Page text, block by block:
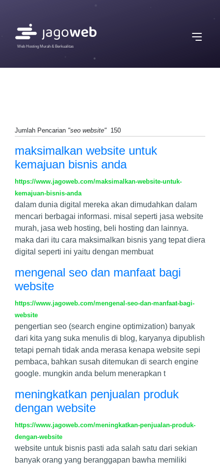
Web Hosting Murah & Berkualitas
Jumlah Pencarian "seo website" 150
maksimalkan website untuk
kemajuan bisnis anda
https://www.jagoweb.com/maksimalkan-website-untuk-
kemajuan-bisnis-anda
dalam dunia digital mereka akan dimudahkan dalam
mencari berbagai informasi. misal seperti jasa website
murah, jasa web hosting, beli hosting dan lainnya.
maka dari itu cara maksimalkan bisnis yang tepat diera
digital seperti ini yaitu dengan membuat
mengenal seo dan manfaat bagi
website
https://www.jagoweb.com/mengenal-seo-dan-manfaat-bagi-
website
pengertian seo (search engine optimization) banyak
dari kita yang suka menulis di blog, karyanya dipublish
tetapi pernah tidak anda merasa kenapa website sepi
pembaca, bahkan susah ditemukan di search engine
google. mungkin anda belum menerapkan t
meningkatkan penjualan produk
dengan website
https://www.jagoweb.com/meningkatkan-penjualan-produk-
dengan-website
website untuk bisnis pasti ada salah satu dari sekian
banyak orang yang beranggapan bawha memiliki